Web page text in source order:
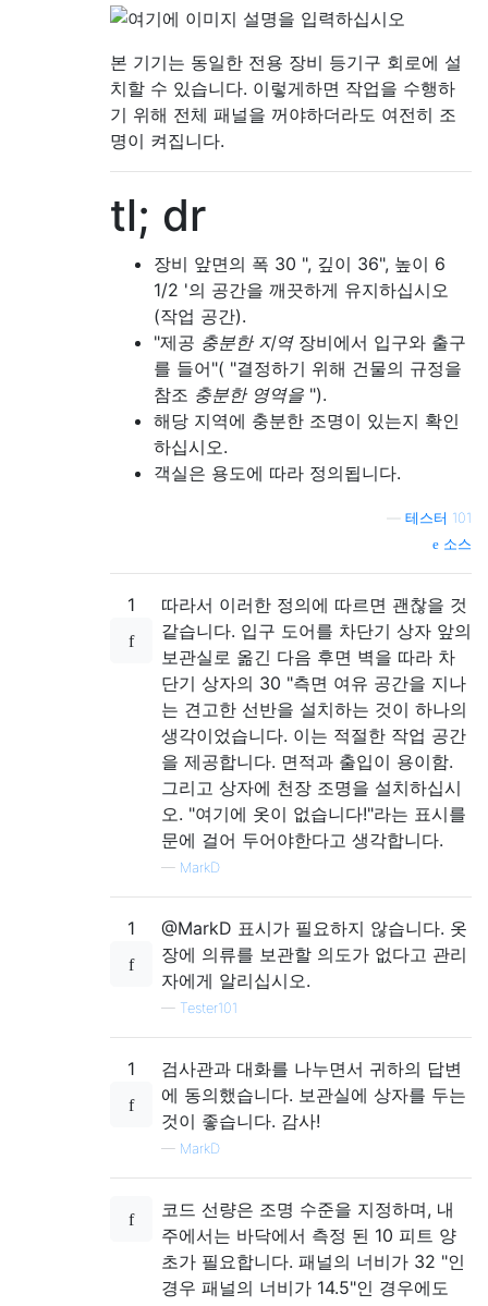
본 기기는 동일한 전용 장비 등기구 회로에 설
치할 수 있습니다. 이렇게하면 작업을 수행하
기 위해 전체 패널을 꺼야하더라도 여전히 조
명이 켜집니다.
tl; dr
장비 앞면의 폭 30 ", 깊이 36", 높이 6
1/2 '의 공간을 깨끗하게 유지하십시오
(작업 공간).
"제공 충분한 지역장비에서 입구와 출구
를 들어"( "결정하기 위해 건물의 규정을
참조 충분한 영역을 ").
해당 지역에 충분한 조명이 있는지 확인
하십시오.
객실은 용도에 따라 정의됩니다.
테스터 101
소스
1
따라서 이러한 정의에 따르면 괜찮을 것
같습니다. 입구 도어를 차단기 상자 앞의
보관실로 옮긴 다음 후면 벽을 따라 차
단기 상자의 30 "측면 여유 공간을 지나
는 견고한 선반을 설치하는 것이 하나의
생각이었습니다. 이는 적절한 작업 공간
을 제공합니다. 면적과 출입이 용이함.
그리고 상자에 천장 조명을 설치하십시
오. "여기에 옷이 없습니다!"라는 표시를
문에 걸어 두어야한다고 생각합니다.
— MarkD
1
@MarkD 표시가 필요하지 않습니다. 옷
장에 의류를 보관할 의도가 없다고 관리
자에게 알리십시오.
— Tester101
1
검사관과 대화를 나누면서 귀하의 답변
에 동의했습니다. 보관실에 상자를 두는
것이 좋습니다. 감사!
— MarkD
코드 선량은 조명 수준을 지정하며, 내
주에서는 바닥에서 측정 된 10 피트 양
초가 필요합니다. 패널의 너비가 32 "인
경우 패널의 너비가 14.5"인 경우에도